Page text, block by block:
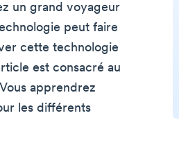
un grand voyageur
peut faire
cette technologie
est consacré au
apprendrez
les différents